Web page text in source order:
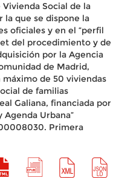
Social de la
la que se dispone la
oficiales y en el “perfil
del procedimiento y de
por la Agencia
de Madrid,
de 50 viviendas
de familias
Galiana, financiada por
Urbana”
Primera